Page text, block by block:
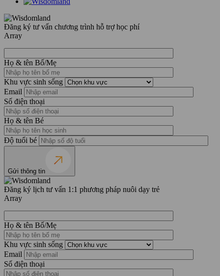
Đăng ký tư vấn chương trình hỗ trợ học phí
Array
Họ & tên Bố/Mẹ
Khu vực sinh sống
Email
Số điện thoại
Họ & tên Bé
Độ tuổi bé
Gửi thông tin
Đăng ký lịch tư vấn 1:1 phương pháp nuôi dạy trẻ
Array
Họ & tên Bố/Mẹ
Khu vực sinh sống
Email
Số điện thoại